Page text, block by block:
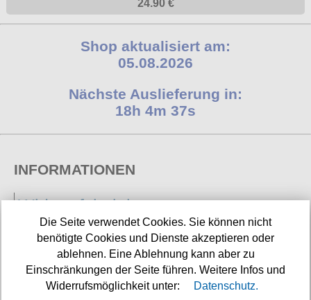
24.90 €
Shop aktualisiert am:
05.08.2026
Nächste Auslieferung in:
18h 4m 37s
INFORMATIONEN
Widerrufsbelehrung
Impressum/Kontakt
Versandkosten
Datenschutz
Die Seite verwendet Cookies. Sie können nicht
benötigte Cookies und Dienste akzeptieren oder
ablehnen. Eine Ablehnung kann aber zu
Einschränkungen der Seite führen. Weitere Infos und
Widerrufsmöglichkeit unter:
Datenschutz.